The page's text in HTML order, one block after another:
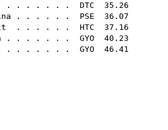
. . . . . . . DTC 35.26
. . . . . . PSE 36.07
. . . . . . HTC 37.16
. . . . . . . GYO 40.23
. . . . . . . GYO 46.41